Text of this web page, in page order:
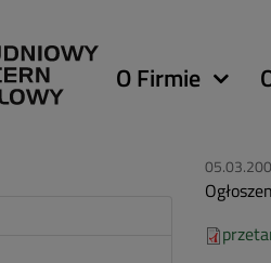
Główna
O Firmie